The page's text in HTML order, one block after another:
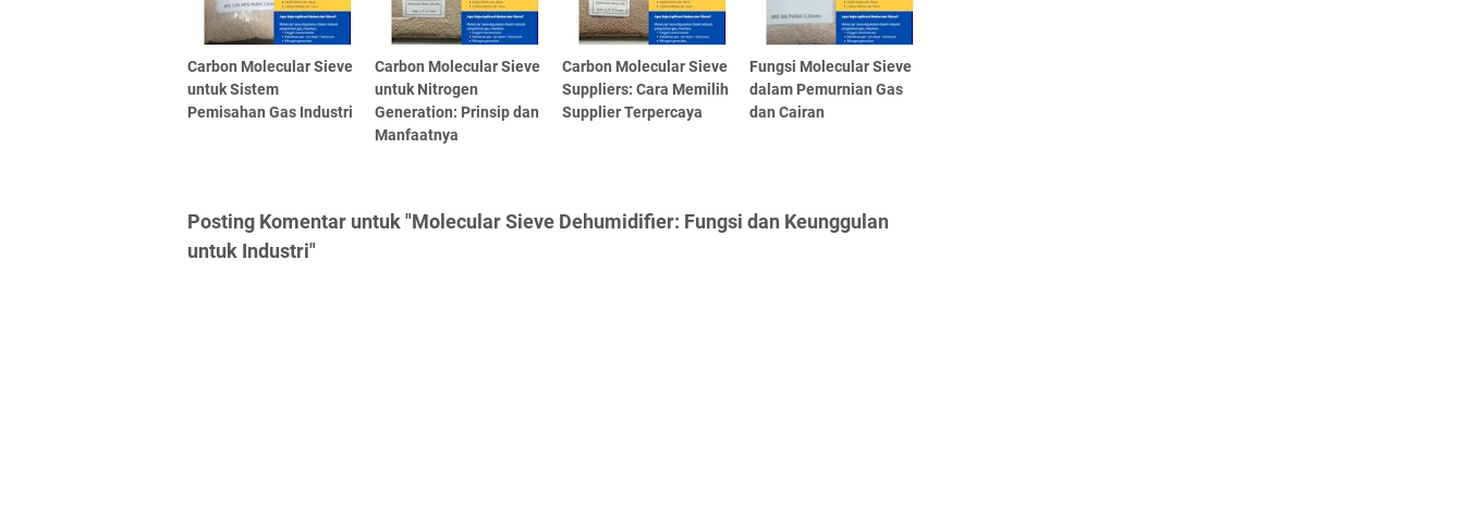
Carbon Molecular Sieve
untuk Sistem
Pemisahan Gas Industri
Carbon Molecular Sieve
untuk Nitrogen
Generation: Prinsip dan
Manfaatnya
Carbon Molecular Sieve
Suppliers: Cara Memilih
Supplier Terpercaya
Fungsi Molecular Sieve
dalam Pemurnian Gas
dan Cairan
Posting Komentar untuk "Molecular Sieve Dehumidifier: Fungsi dan Keunggulan
untuk Industri"